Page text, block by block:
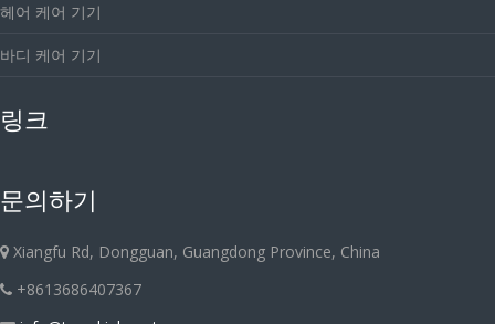
헤어 케어 기기
바디 케어 기기
링크
문의하기
Xiangfu Rd, Dongguan, Guangdong Province, China
+8613686407367